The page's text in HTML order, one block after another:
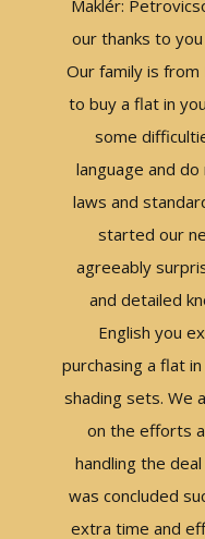
Maklér:
our thanks to
Our family is from
to buy a flat in
some
language and
laws and
started our
agreeably
and detailed
English you
purchasing a flat
shading sets. We
on the efforts
handling the
was concluded
extra time and